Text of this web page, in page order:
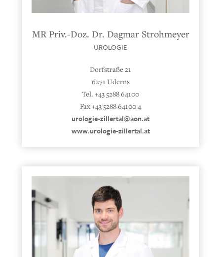
MR Priv.-Doz. Dr. Dagmar Strohmeyer
UROLOGIE
Dorfstraße 21
6271 Uderns
Tel. +43 5288 64100
Fax +43 5288 64100 4
urologie-zillertal@aon.at
www.urologie-zillertal.at